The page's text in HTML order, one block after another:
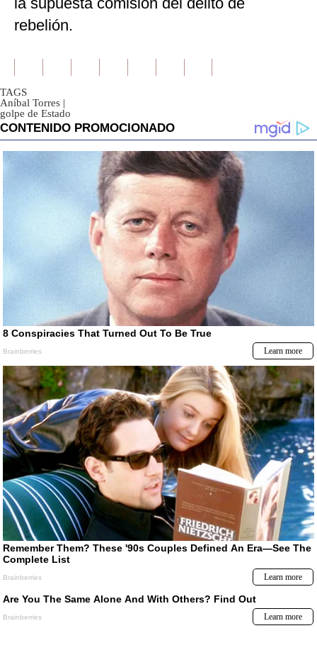
rebelión.
TAGS
Aníbal Torres |
golpe de Estado